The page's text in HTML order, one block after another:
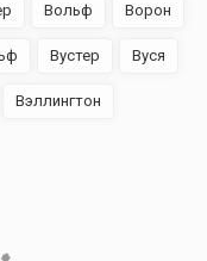
Вольф Ворон
Вустер Вуся
Вэллингтон